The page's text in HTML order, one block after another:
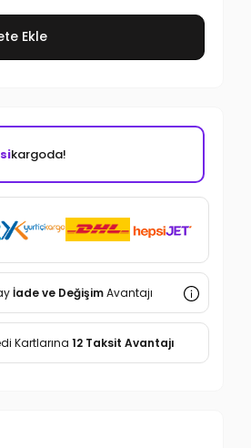
Ekle
kargoda!
İade ve DeğişimAvantajı
Kartlarına 12 Taksit Avantajı